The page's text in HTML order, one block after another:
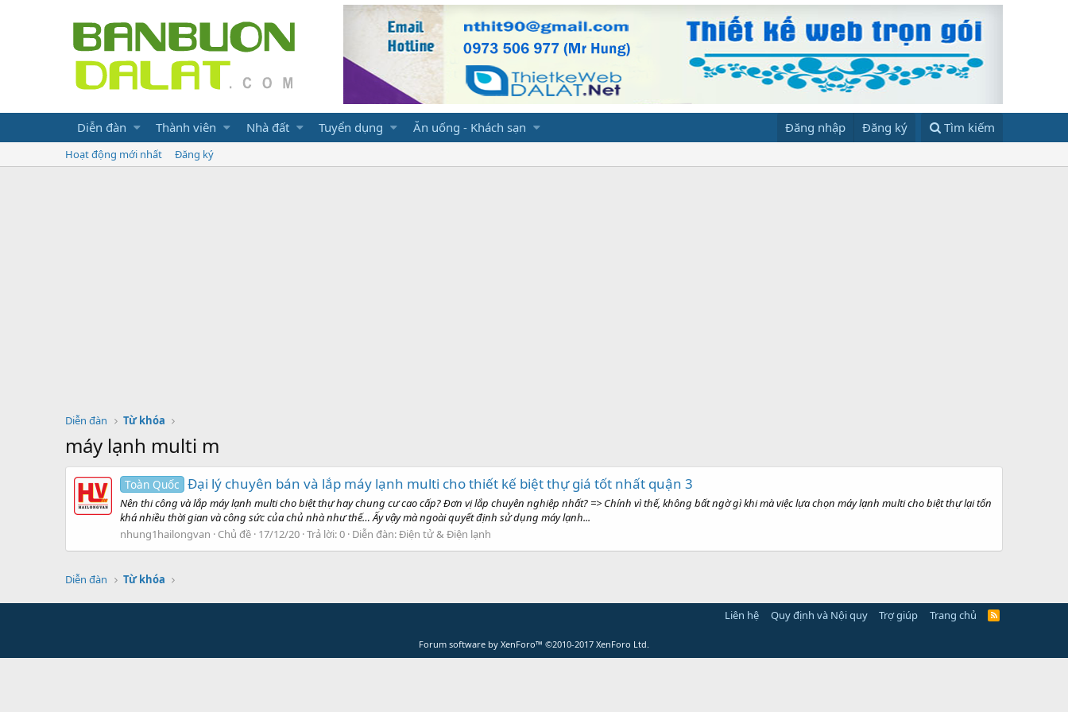
Diễn đàn Thành viên Nhà đất Tuyển dụng Ăn uống - Khách sạn Đăng nhập Đăng ký Tìm kiếm
Hoạt động mới nhất Đăng ký
Diễn đàn Từ khóa
máy lạnh multi m
Toàn Quốc Đại lý chuyên bán và lắp máy lạnh multi cho thiết kế biệt thự giá tốt nhất quận 3
Nên thi công và lắp máy lạnh multi cho biệt thự hay chung cư cao cấp? Đơn vị lắp chuyên nghiệp nhất? => Chính vì thế, không bất ngờ gì khi mà việc lựa chọn máy lạnh multi cho biệt thự lại tốn
khá nhiều thời gian và công sức của chủ nhà như thế… Ấy vậy mà ngoài quyết định sử dụng máy lạnh...
nhung1hailongvan
Chủ đề 17/12/20 Trả lời: 0 Diễn đàn:Điện tử & Điện lạnh
Diễn đàn Từ khóa
Liên hệ Quy định và Nội quy Trợ giúp Trang chủ
Forum software by XenForo™ ©2010-2017 XenForo Ltd.